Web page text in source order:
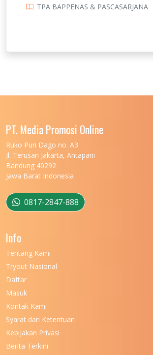
UNIVERSITAS JEMBER
UNIVERSITAS MALIKUSSALEH
UNIVERSITAS MARITIM RAJA ALI HAJI
UNIVERSITAS MATARAM
UNIVERSITAS MULAWARMAN
UNIVERSITAS MUSAMUS
UNIVERSITAS NEGERI KHAIRUN
UNIVERSITAS NEGERI MANADO
UNIVERSITAS NEGERI MEDAN
UNIVERSITAS NEGERI PADANG
TPA BAPPENAS & PASCASARJANA
PT. Media Promosi Online
Ruko Puri Dago no. A3
Jl. Terusan Jakarta, Antapani
Bandung 40292
Jawa Barat Indonesia
0817-2847-888
Info
Tentang Kami
Tryout Nasional
Daftar
Masuk
Kontak Kami
Syarat dan Ketentuan
Kebijakan Privasi
Berita Terkini